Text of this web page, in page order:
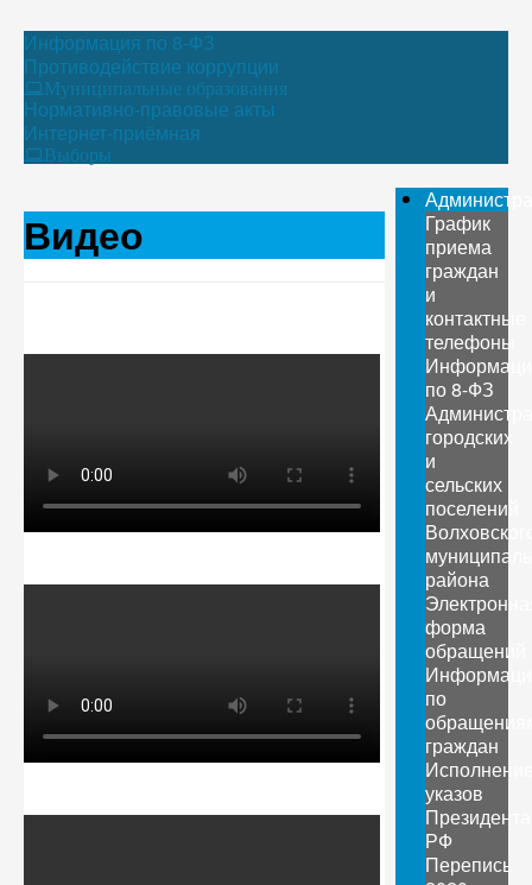
Информация по 8-ФЗ
Противодействие коррупции
Муниципальные образования
Нормативно-правовые акты
Интернет-приёмная
Выборы
Видео
График
приема
граждан
и
контактные
телефоны
по 8-ФЗ
городских
и
сельских
поселений
района
форма
обращений
по
граждан
указов
Президента
РФ
Перепись